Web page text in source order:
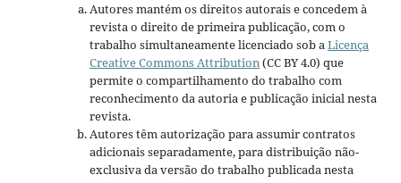
Autores mantém os direitos autorais e concedem à
revista o direito de primeira publicação, com o
trabalho simultaneamente licenciado sob aLicença
Creative Commons Attribution(CC BY 4.0) que
permite o compartilhamento do trabalho com
reconhecimento da autoria e publicação inicial nesta
revista.
Autores têm autorização para assumir contratos
adicionais separadamente, para distribuição não-
exclusiva da versão do trabalho publicada nesta